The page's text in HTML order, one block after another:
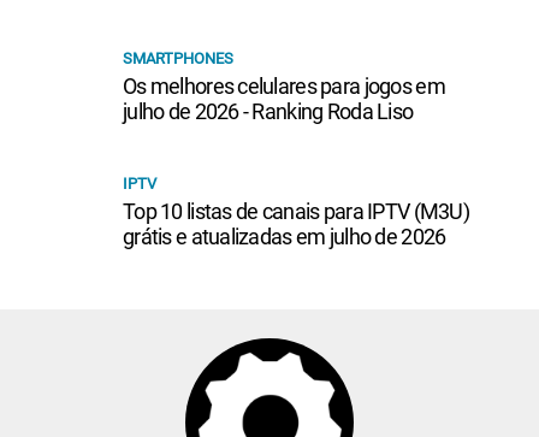
SMARTPHONES
Os melhores celulares para jogos em
julho de 2026 - Ranking Roda Liso
IPTV
Top 10 listas de canais para IPTV (M3U)
grátis e atualizadas em julho de 2026